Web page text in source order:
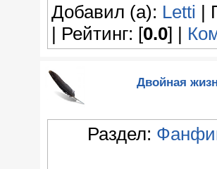
Добавил (а): Letti |
| Рейтинг: [0.0] |
Двойная
Раздел: